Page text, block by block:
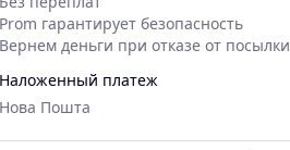
Prom гарантирует безопасность
Вернем деньги при отказе от посылки
Наложенный платеж
Нова Пошта